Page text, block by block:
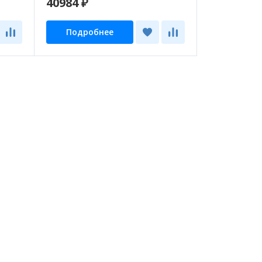
Подробнее